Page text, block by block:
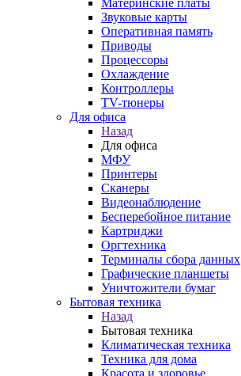
Материнские платы
Звуковые карты
Оперативная память
Приводы
Процессоры
Охлаждение
Контроллеры
TV-тюнеры
Для офиса
Назад
Для офиса
МФУ
Принтеры
Сканеры
Видеонаблюдение
Бесперебойное питание
Картриджи
Оргтехника
Терминалы сбора данных
Графические планшеты
Уничтожители бумаг
Бытовая техника
Назад
Бытовая техника
Климатическая техника
Техника для дома
Красота и здоровье